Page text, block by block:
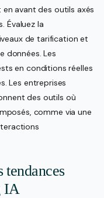
avant des outils axés
Évaluez la
de tarification et
données. Les
en conditions réelles
Les entreprises
des outils où
comme via une
tendances
IA